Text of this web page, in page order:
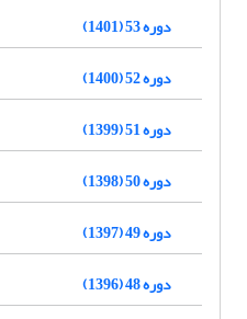
دوره 53 (1401)
دوره 52 (1400)
دوره 51 (1399)
دوره 50 (1398)
دوره 49 (1397)
دوره 48 (1396)